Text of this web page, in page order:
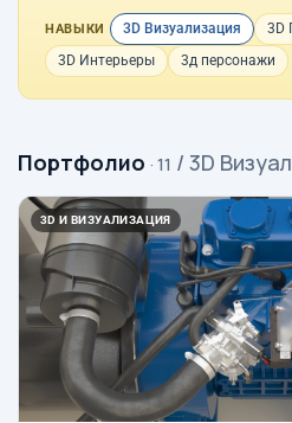
НАВЫКИ 3D Визуализация
3D
3D Интерьеры
3д персонажи
Портфолио · 11 / 3D
3D И ВИЗУАЛИЗАЦИЯ